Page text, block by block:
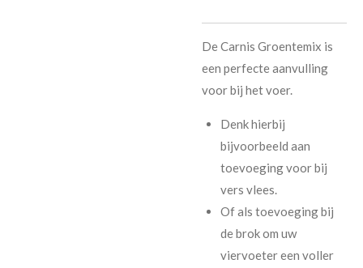
De Carnis Groentemix is
een perfecte aanvulling
voor bij het voer.
Denk hierbij
bijvoorbeeld aan
toevoeging voor bij
vers vlees.
Of als toevoeging bij
de brok om uw
viervoeter een voller